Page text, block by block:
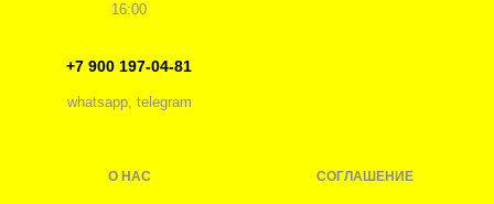
16:00
+7 900 197-04-81
whatsapp, telegram
О НАС СОГЛАШЕНИЕ